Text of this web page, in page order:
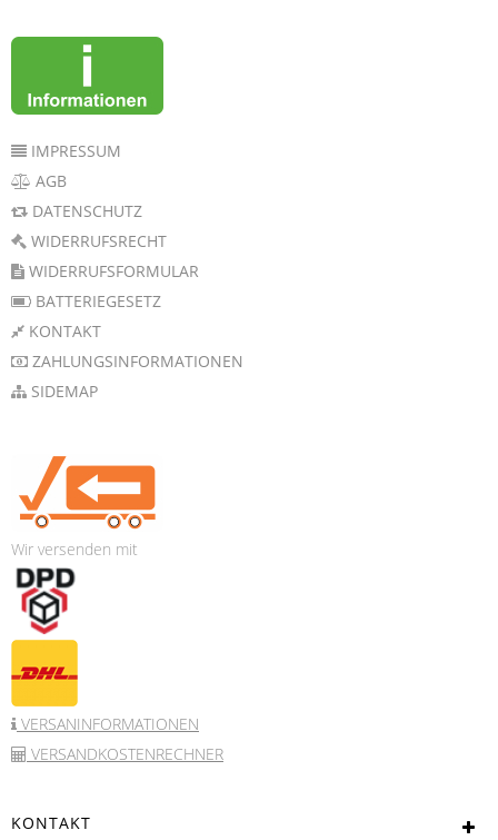
IMPRESSUM
AGB
DATENSCHUTZ
WIDERRUFSRECHT
WIDERRUFSFORMULAR
BATTERIEGESETZ
KONTAKT
ZAHLUNGSINFORMATIONEN
SIDEMAP
Wir versenden mit
VERSANINFORMATIONEN
VERSANDKOSTENRECHNER
KONTAKT